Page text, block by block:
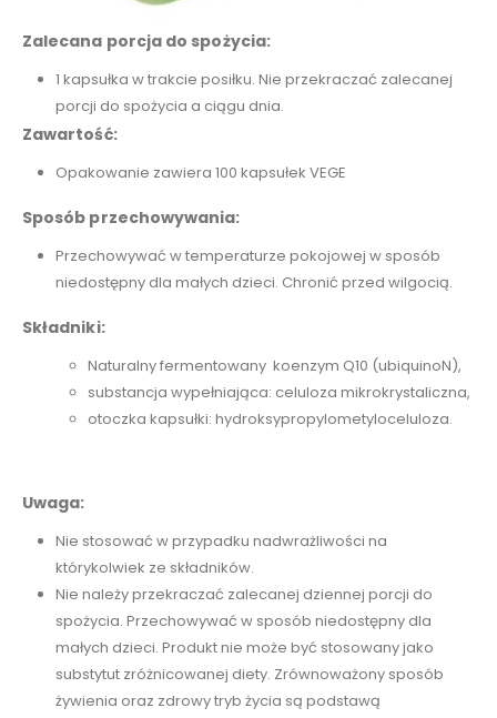
Zalecana porcja do spożycia:
1 kapsułka w trakcie posiłku. Nie przekraczać zalecanej
porcji do spożycia a ciągu dnia.
Zawartość:
Opakowanie zawiera 100 kapsułek VEGE
Sposób przechowywania:
Przechowywać w temperaturze pokojowej w sposób
niedostępny dla małych dzieci. Chronić przed wilgocią.
Składniki:
Naturalny fermentowany koenzym Q10 (ubiquinoN),
substancja wypełniająca: celuloza mikrokrystaliczna,
otoczka kapsułki: hydroksypropylometyloceluloza.
Uwaga:
Nie stosować w przypadku nadwrażliwości na
którykolwiek ze składników.
Nie należy przekraczać zalecanej dziennej porcji do
spożycia. Przechowywać w sposób niedostępny dla
małych dzieci. Produkt nie może być stosowany jako
substytut zróżnicowanej diety. Zrównoważony sposób
żywienia oraz zdrowy tryb życia są podstawą